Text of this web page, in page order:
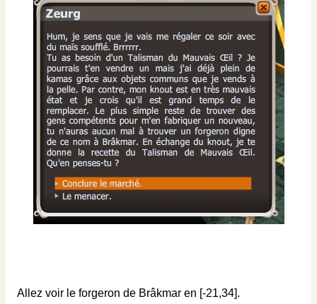
Allez voir le forgeron de Brâkmar en [-21,34].